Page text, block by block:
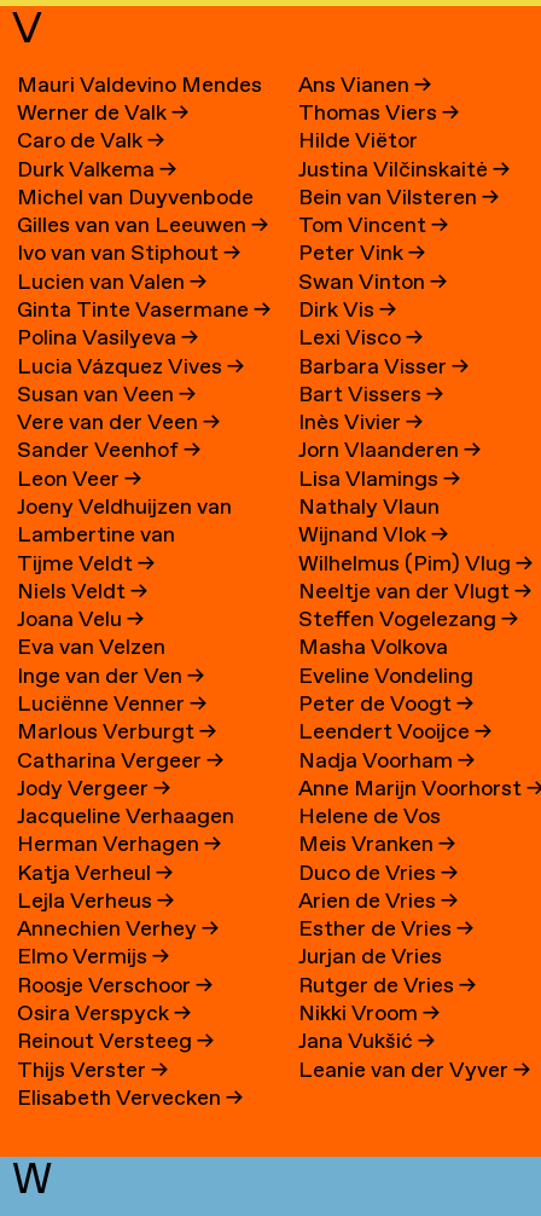
V
Mauri Valdevino Mendes
→
Werner de Valk→
Caro de Valk→
Durk Valkema→
Michel van Duyvenbode
Gilles van van Leeuwen→
Ivo van van Stiphout→
Lucien van Valen→
Ginta Tinte Vasermane→
Polina Vasilyeva→
Lucia Vázquez Vives→
Susan van Veen→
Vere van der Veen→
Sander Veenhof→
Leon Veer→
Joeny Veldhuijzen van
Zanten→
Lambertine van
Veldhuizen→
Tijme Veldt→
Niels Veldt→
Joana Velu→
Eva van Velzen
Inge van der Ven→
Luciënne Venner→
Marlous Verburgt→
Catharina Vergeer→
Jody Vergeer→
Jacqueline Verhaagen
Herman Verhagen→
Katja Verheul→
Lejla Verheus→
Annechien Verhey→
Elmo Vermijs→
Roosje Verschoor→
Osira Verspyck→
Reinout Versteeg→
Thijs Verster→
Elisabeth Vervecken→
Ans Vianen→
Thomas Viers→
Hilde Viëtor
Justina Vilčinskaitė→
Bein van Vilsteren→
Tom Vincent→
Peter Vink→
Swan Vinton→
Dirk Vis→
Lexi Visco→
Barbara Visser→
Bart Vissers→
Inès Vivier→
Jorn Vlaanderen→
Lisa Vlamings→
Nathaly Vlaun
Wijnand Vlok→
Wilhelmus (Pim) Vlug→
Neeltje van der Vlugt→
Steffen Vogelezang→
Masha Volkova
Eveline Vondeling
Peter de Voogt→
Leendert Vooijce→
Nadja Voorham→
Anne Marijn Voorhorst
Helene de Vos
Meis Vranken→
Duco de Vries→
Arien de Vries→
Esther de Vries→
Jurjan de Vries
Rutger de Vries→
Nikki Vroom→
Jana Vukšić→
Leanie van der Vyver→
W